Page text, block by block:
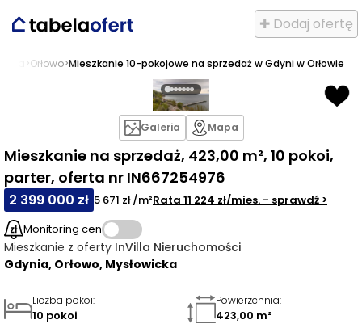
✚ Dodaj ofertę
Orłowo>Mieszkanie 10-pokojowe na sprzedaż w Gdyni w Orłowie
Mieszkanie na sprzedaż, 423,00 m², 10 pokoi,
parter, oferta nr IN667254976
2 399 000 zł 5 671 zł /m²Rata 11 224 zł/mies. - sprawdź >
Monitoring cen
Mieszkanie z oferty InVilla Nieruchomości
Gdynia, Orłowo, Mysłowicka
Galeria Mapa
Liczba pokoi:
10 pokoi
Powierzchnia:
423,00 m²